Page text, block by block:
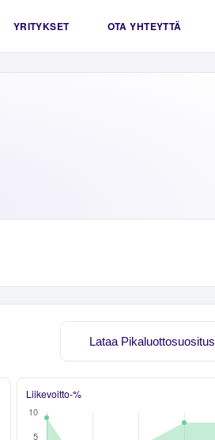
YRITYKSET OTA YHTEYTTÄ
Lataa Pikaluottosuositus
Liikevoitto-%